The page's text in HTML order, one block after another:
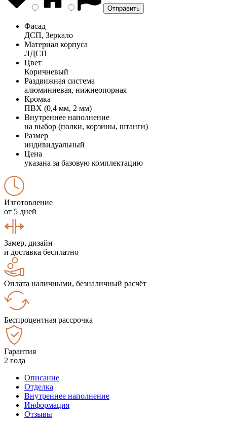
Фасад
ДСП, Зеркало
Материал корпуса
ЛДСП
Цвет
Коричневый
Раздвижная система
алюминиевая, нижнеопорная
Кромка
ПВХ (0,4 мм, 2 мм)
Внутреннее наполнение
на выбор (полки, корзины, штанги)
Размер
индивидуальный
Цена
указана за базовую комплектацию
Изготовление
от 5 дней
Замер, дизайн
и доставка бесплатно
Оплата наличными, безналичный расчёт
Беспроцентная рассрочка
Гарантия
2 года
Описание
Отделка
Внутреннее наполнение
Информация
Отзывы